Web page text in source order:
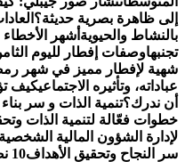
إلى ظاهرة بصرية حديثة؟
بالنشاط والحيوية أشهر
تجنبهاوصفات إفطار لليوم
شهية لإفطار مميز في شهر
عباداته، وتأثيره الاجتماعيكيف
أن ندرك؟تنمية الذات و سر
خطوات فعّالة لتنمية الذات
لإدارة الشؤون المالية
سر النجاح وتحقيق الأهداف